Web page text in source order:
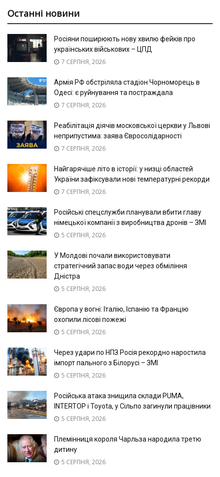
Останні новини
Росіяни поширюють нову хвилю фейків про
українських військових – ЦПД
7 СЕРПНЯ, 2026
Армія РФ обстріляла стадіон Чорноморець в
Одесі: є руйнування та постраждала
7 СЕРПНЯ, 2026
Реабілітація діячів московської церкви у Львові
неприпустима: заява Євросолідарності
7 СЕРПНЯ, 2026
Найгарячіше літо в історії: у низці областей
України зафіксували нові температурні рекорди
7 СЕРПНЯ, 2026
Російські спецслужби планували вбити главу
німецької компанії з виробництва дронів – ЗМІ
5 СЕРПНЯ, 2026
У Молдові почали використовувати
стратегічний запас води через обміління
Дністра
5 СЕРПНЯ, 2026
Європа у вогні: Італію, Іспанію та Францію
охопили лісові пожежі
5 СЕРПНЯ, 2026
Через удари по НПЗ Росія рекордно наростила
імпорт пального з Білорусі – ЗМІ
5 СЕРПНЯ, 2026
Російська атака знищила склади PUMA,
INTERTOP і Toyota, у Сільпо загинули працівники
5 СЕРПНЯ, 2026
Племінниця короля Чарльза народила третю
дитину
5 СЕРПНЯ, 2026